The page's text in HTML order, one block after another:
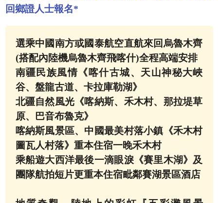
回鄉證人士報名*
選乘中國南方或國泰航空直航來回烏魯木齊
(搭配內陸機烏魯木齊飛喀什)全程高端安排
南疆民族風情《喀什古城、天山神秘大峽
谷、盤龍古道、卡拉庫勒湖》
北疆自然風光《喀納斯、禾木村、那拉堤草
原、巴音布魯克》
喀納斯風景區、中國最美村落小鎮《禾木村
圖瓦人村落》重本住宿一晚禾木村
乘船遊大西洋最後一滴眼淚《賽里木湖》及
團隊航拍短片更重本住宿毗鄰賽湖景區酒店